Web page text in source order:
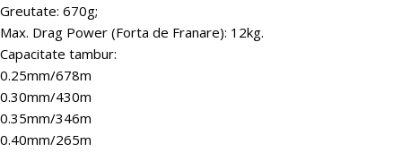
Greutate: 670g;
Max. Drag Power (Forta de Franare): 12kg.
Capacitate tambur:
0.25mm/678m
0.30mm/430m
0.35mm/346m
0.40mm/265m